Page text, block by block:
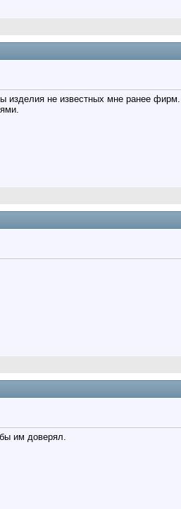
изделия не известных мне ранее
им доверял.